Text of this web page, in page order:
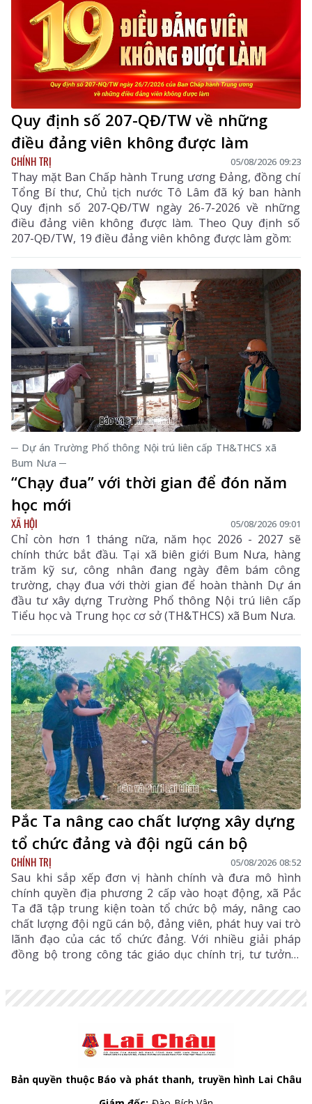
Quy định số 207-QĐ/TW về những
điều đảng viên không được làm
CHÍNH TRỊ 05/08/2026 09:23
Thay mặt Ban Chấp hành Trung ương Đảng, đồng chí
Tổng Bí thư, Chủ tịch nước Tô Lâm đã ký ban hành
Quy định số 207-QĐ/TW ngày 26-7-2026 về những
điều đảng viên không được làm. Theo Quy định số
207-QĐ/TW, 19 điều đảng viên không được làm gồm:
─ Dự án Trường Phổ thông Nội trú liên cấp TH&THCS xã
Bum Nưa ─
“Chạy đua” với thời gian để đón năm
học mới
XÃ HỘI 05/08/2026 09:01
Chỉ còn hơn 1 tháng nữa, năm học 2026 - 2027 sẽ
chính thức bắt đầu. Tại xã biên giới Bum Nưa, hàng
trăm kỹ sư, công nhân đang ngày đêm bám công
trường, chạy đua với thời gian để hoàn thành Dự án
đầu tư xây dựng Trường Phổ thông Nội trú liên cấp
Tiểu học và Trung học cơ sở (TH&THCS) xã Bum Nưa.
Pắc Ta nâng cao chất lượng xây dựng
tổ chức đảng và đội ngũ cán bộ
CHÍNH TRỊ 05/08/2026 08:52
Sau khi sắp xếp đơn vị hành chính và đưa mô hình
chính quyền địa phương 2 cấp vào hoạt động, xã Pắc
Ta đã tập trung kiện toàn tổ chức bộ máy, nâng cao
chất lượng đội ngũ cán bộ, đảng viên, phát huy vai trò
lãnh đạo của các tổ chức đảng. Với nhiều giải pháp
đồng bộ trong công tác giáo dục chính trị, tư tưởng,
Bản quyền thuộc Báo và phát thanh, truyền hình Lai Châu